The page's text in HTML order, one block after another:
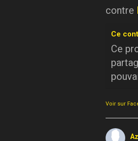
contre
Ce
Ce
Voir sur